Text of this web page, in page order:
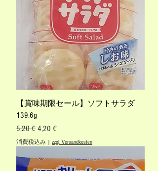
【賞味期限セール】ソフトサラダ
139.6g
通常価格
5,20 € セール価格
4,20 €
消費税込み | zzgl. Versandkosten